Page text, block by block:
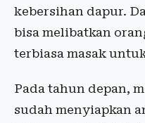
kebersihan dapur.
bisa melibatkan
terbiasa masak
Pada tahun depan,
sudah menyiapkan